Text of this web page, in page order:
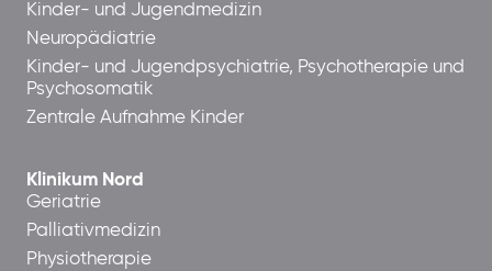
Kinder- und Jugendmedizin
Neuropädiatrie
Kinder- und Jugendpsychiatrie, Psychotherapie und
Psychosomatik
Zentrale Aufnahme Kinder
Klinikum Nord
Geriatrie
Palliativmedizin
Physiotherapie